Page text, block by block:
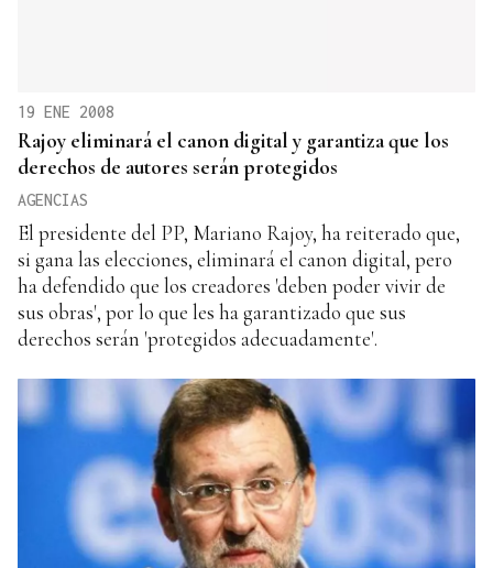
19 ENE 2008
Rajoy eliminará el canon digital y garantiza que los
derechos de autores serán protegidos
AGENCIAS
El presidente del PP, Mariano Rajoy, ha reiterado que,
si gana las elecciones, eliminará el canon digital, pero
ha defendido que los creadores 'deben poder vivir de
sus obras', por lo que les ha garantizado que sus
derechos serán 'protegidos adecuadamente'.